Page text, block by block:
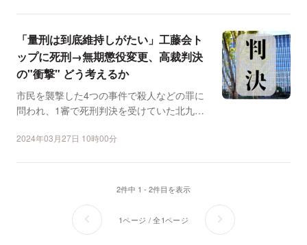
「量刑は到底維持しがたい」工藤会ト
ップに死刑→無期懲役変更、高裁判決
の"衝撃" どう考えるか
市民を襲撃した4つの事件で殺人などの罪に
問われ、1審で死刑判決を受けていた北九州
2024年03月27日 10時00分
2件中 1 - 2件目を表示
1ページ / 全1ページ